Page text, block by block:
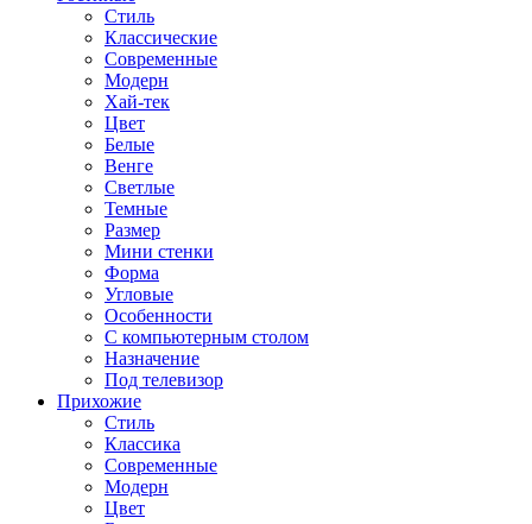
Стиль
Классические
Современные
Модерн
Хай-тек
Цвет
Белые
Венге
Светлые
Темные
Размер
Мини стенки
Форма
Угловые
Особенности
С компьютерным столом
Назначение
Под телевизор
Прихожие
Стиль
Классика
Современные
Модерн
Цвет